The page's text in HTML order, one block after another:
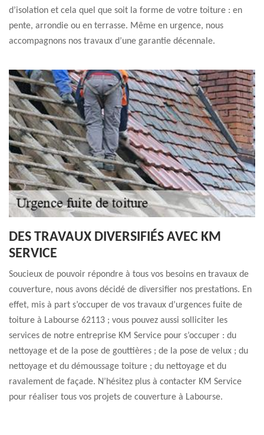
d’isolation et cela quel que soit la forme de votre toiture : en
pente, arrondie ou en terrasse. Même en urgence, nous
accompagnons nos travaux d’une garantie décennale.
DES TRAVAUX DIVERSIFIÉS AVEC KM
SERVICE
Soucieux de pouvoir répondre à tous vos besoins en travaux de
couverture, nous avons décidé de diversifier nos prestations. En
effet, mis à part s’occuper de vos travaux d’urgences fuite de
toiture à Labourse 62113 ; vous pouvez aussi solliciter les
services de notre entreprise KM Service pour s’occuper : du
nettoyage et de la pose de gouttières ; de la pose de velux ; du
nettoyage et du démoussage toiture ; du nettoyage et du
ravalement de façade. N’hésitez plus à contacter KM Service
pour réaliser tous vos projets de couverture à Labourse.